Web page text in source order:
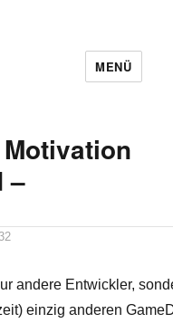
MENÜ
–
andere Entwickler,
einzig anderen